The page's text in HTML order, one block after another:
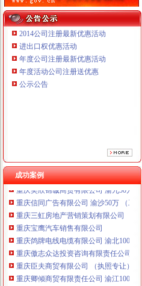
本站导航
2014公司注册最新优惠活动
进出口权优惠活动
年度公司注册最新优惠活动
年度活动公司注册送优惠
公示公告
成功案例
重庆傲志众达投资咨询有限责任公司
重庆星竣贸易有限责任公司 渝中100万
重庆海谛升进出口贸易有限公司 渝北
重庆奕欣锦诚商贸有限公司 渝九50万 （
重庆信同广告有限公司 渝沙50万 （工商
重庆三虹房地产营销策划有限公司
重庆宝鹰汽车销售有限公司
重庆鸽牌电线电缆有限公司 渝北10010
重庆傲志众达投资咨询有限责任公司 渝
重庆臣夫商贸有限公司 （执照专让）
重庆卿倾商贸有限责任公司 渝江100万
重庆国洪体育设施有限公司